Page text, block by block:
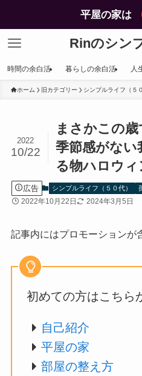
平屋の家は
Rinのシン
時間の余白活 暮らしの余白活 人
ホーム 旧カテゴリー シンプルライフ（５
まさかこの
季節感がない
る物ハロウ
2022
10/22
広告 シンプルライフ（５０代）
2022年10月22日 2024年3月5日
記事内にはプロモーションが
初めての方はこちら
自己紹介
平屋の家
部屋の整え方